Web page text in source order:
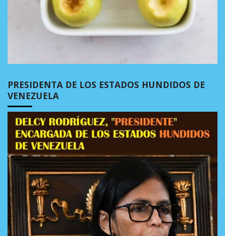
PRESIDENTA DE LOS ESTADOS HUNDIDOS DE
VENEZUELA